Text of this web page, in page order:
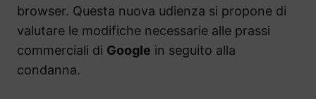
browser. Questa nuova udienza si propone di
valutare le modifiche necessarie alle prassi
commerciali di Google in seguito alla
condanna.